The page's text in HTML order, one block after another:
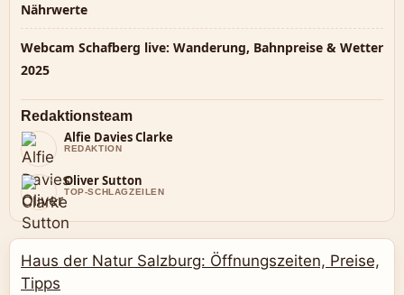
Nährwerte
Webcam Schafberg live: Wanderung, Bahnpreise & Wetter
2025
Redaktionsteam
Alfie Davies Clarke
REDAKTION
Oliver Sutton
TOP-SCHLAGZEILEN
Haus der Natur Salzburg: Öffnungszeiten, Preise,
Tipps